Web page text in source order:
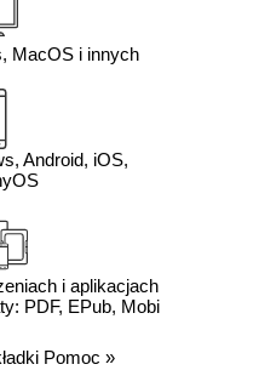
MacOS i innych
Android, iOS,
i aplikacjach
PDF, EPub, Mobi
Pomoc »